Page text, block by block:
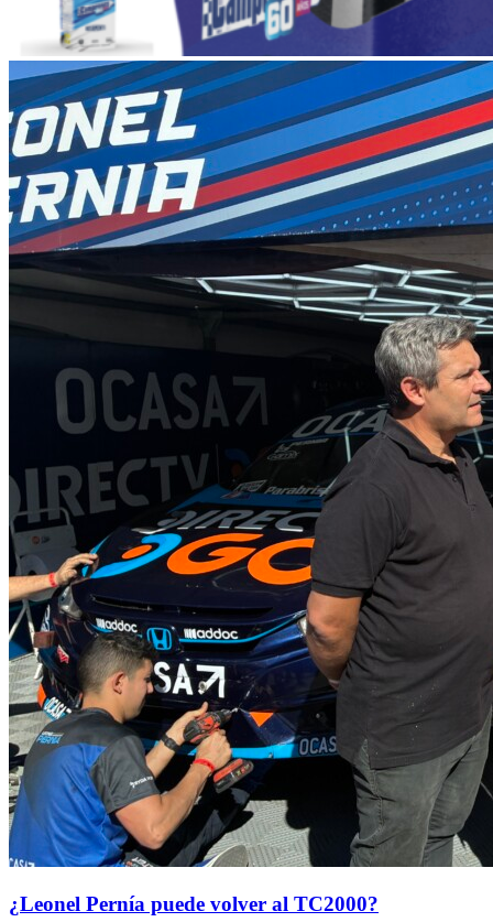
¿Leonel Pernía puede volver al TC2000?